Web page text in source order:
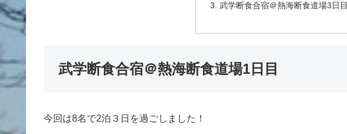
武学断食合宿＠熱海断食道場3日目
武学断食合宿＠熱海断食道場1日目
今回は8名で2泊３日を過ごしました！